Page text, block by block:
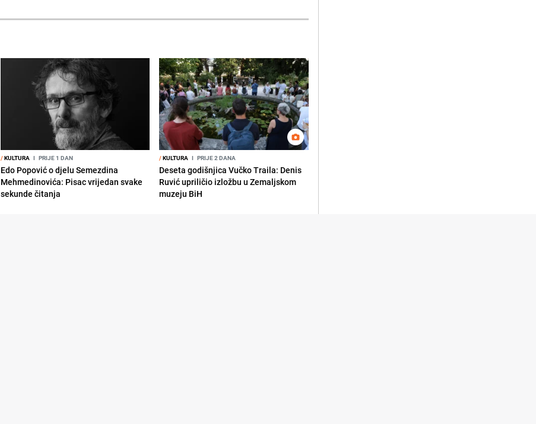
/KULTURA I PRIJE 1 DAN
Edo Popović o djelu Semezdina
Mehmedinovića: Pisac vrijedan svake
sekunde čitanja
/KULTURA I PRIJE 2 DANA
Deseta godišnjica Vučko Traila: Denis
Ruvić upriličio izložbu u Zemaljskom
muzeju BiH